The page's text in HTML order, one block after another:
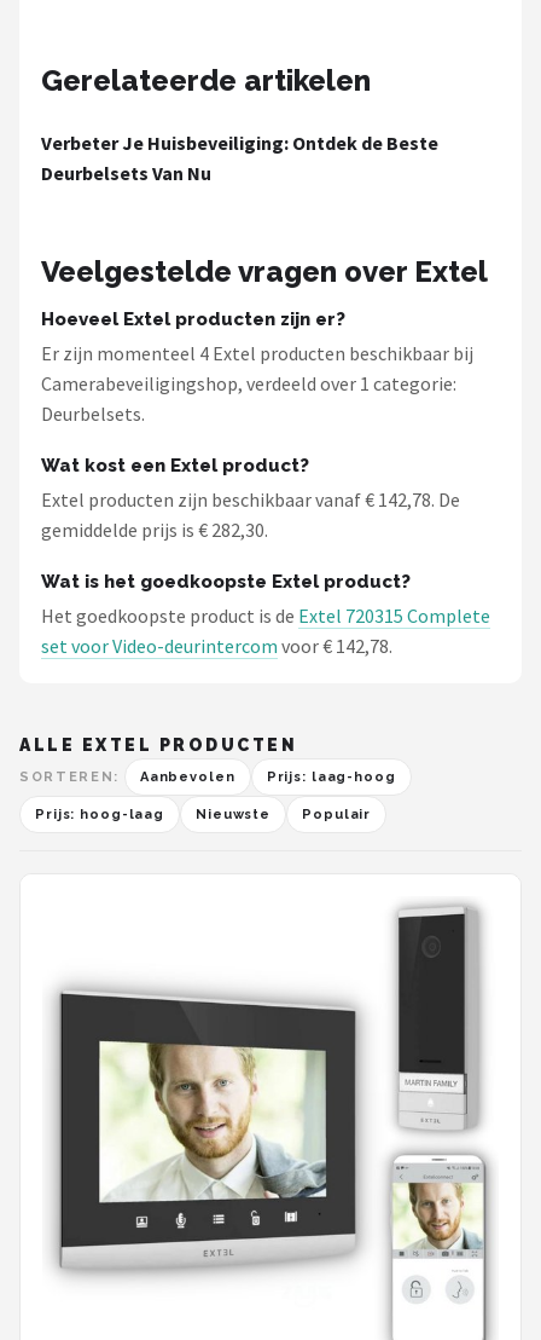
Gerelateerde artikelen
Verbeter Je Huisbeveiliging: Ontdek de Beste
Deurbelsets Van Nu
Veelgestelde vragen over Extel
Hoeveel Extel producten zijn er?
Er zijn momenteel 4 Extel producten beschikbaar bij
Camerabeveiligingshop, verdeeld over 1 categorie:
Deurbelsets.
Wat kost een Extel product?
Extel producten zijn beschikbaar vanaf € 142,78. De
gemiddelde prijs is € 282,30.
Wat is het goedkoopste Extel product?
Het goedkoopste product is de Extel 720315 Complete
set voor Video-deurintercom voor € 142,78.
ALLE EXTEL PRODUCTEN
SORTEREN: Aanbevolen Prijs: laag-hoog
Prijs: hoog-laag Nieuwste Populair